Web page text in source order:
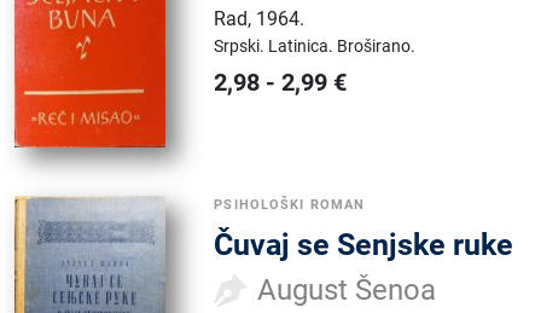
Rad, 1964.
Srpski. Latinica. Broširano.
2,98 -2,99 €
PSIHOLOŠKI ROMAN
Čuvaj se Senjske ruke
August Šenoa